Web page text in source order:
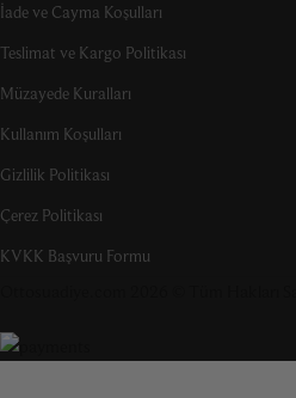
İade ve Cayma Koşulları
Teslimat ve Kargo Politikası
Müzayede Kuralları
Kullanım Koşulları
Gizlilik Politikası
Çerez Politikası
KVKK Başvuru Formu